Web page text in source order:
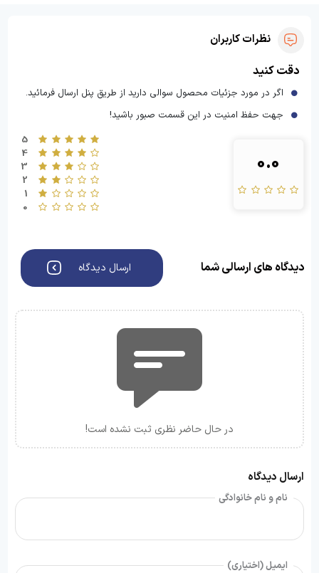
نظرات کاربران
دقت کنید
اگر در مورد جزئیات محصول سوالی دارید از طریق پنل ارسال فرمائید.
جهت حفظ امنیت در این قسمت صبور باشید!
0.0
5
4
3
2
1
0
دیدگاه های ارسالی شما ارسال دیدگاه
در حال حاضر نظری ثبت نشده است!
ارسال دیدگاه
نام و نام خانوادگی
ایمیل (اختیاری)